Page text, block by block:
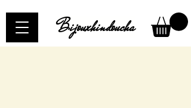
Bijouxhindoucha